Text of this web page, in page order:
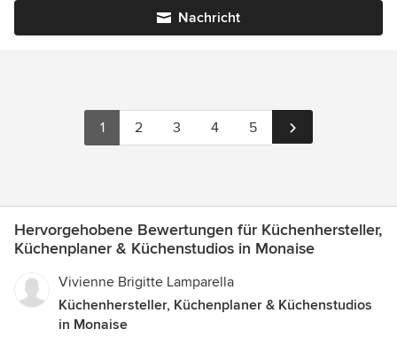
Nachricht
1 2 3 4 5
Hervorgehobene Bewertungen für Küchenhersteller,
Küchenplaner & Küchenstudios in Monaise
Vivienne Brigitte Lamparella
Küchenhersteller, Küchenplaner & Küchenstudios
in Monaise